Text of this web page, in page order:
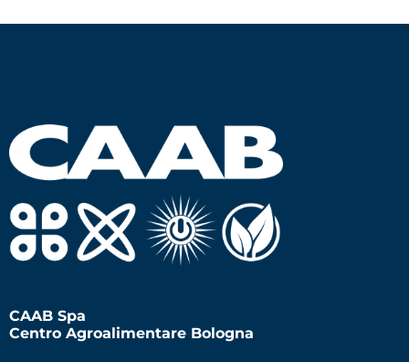
CAAB Spa
Centro Agroalimentare Bologna